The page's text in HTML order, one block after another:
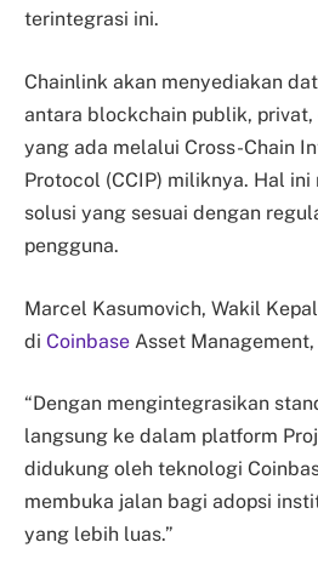
terintegrasi ini.
Chainlink akan menyediakan
antara blockchain publik, privat,
yang ada melalui Cross-Chain
Protocol (CCIP) miliknya. Hal
solusi yang sesuai dengan
pengguna.
Marcel Kasumovich, Wakil
di Coinbase Asset
“Dengan mengintegrasikan
langsung ke dalam platform
didukung oleh teknologi
membuka jalan bagi adopsi
yang lebih luas.”